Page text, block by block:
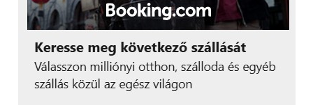
keretében a látogatók izgalmas partikat játszhattak
sakkmesterek ellen.
A sakkélmény mellett a Magyar Nemzeti Galéria
múzeumpedagógusai tematikus tárlatvezetésekkel
gazdagították a napot, így a látogatók a sakk mellett